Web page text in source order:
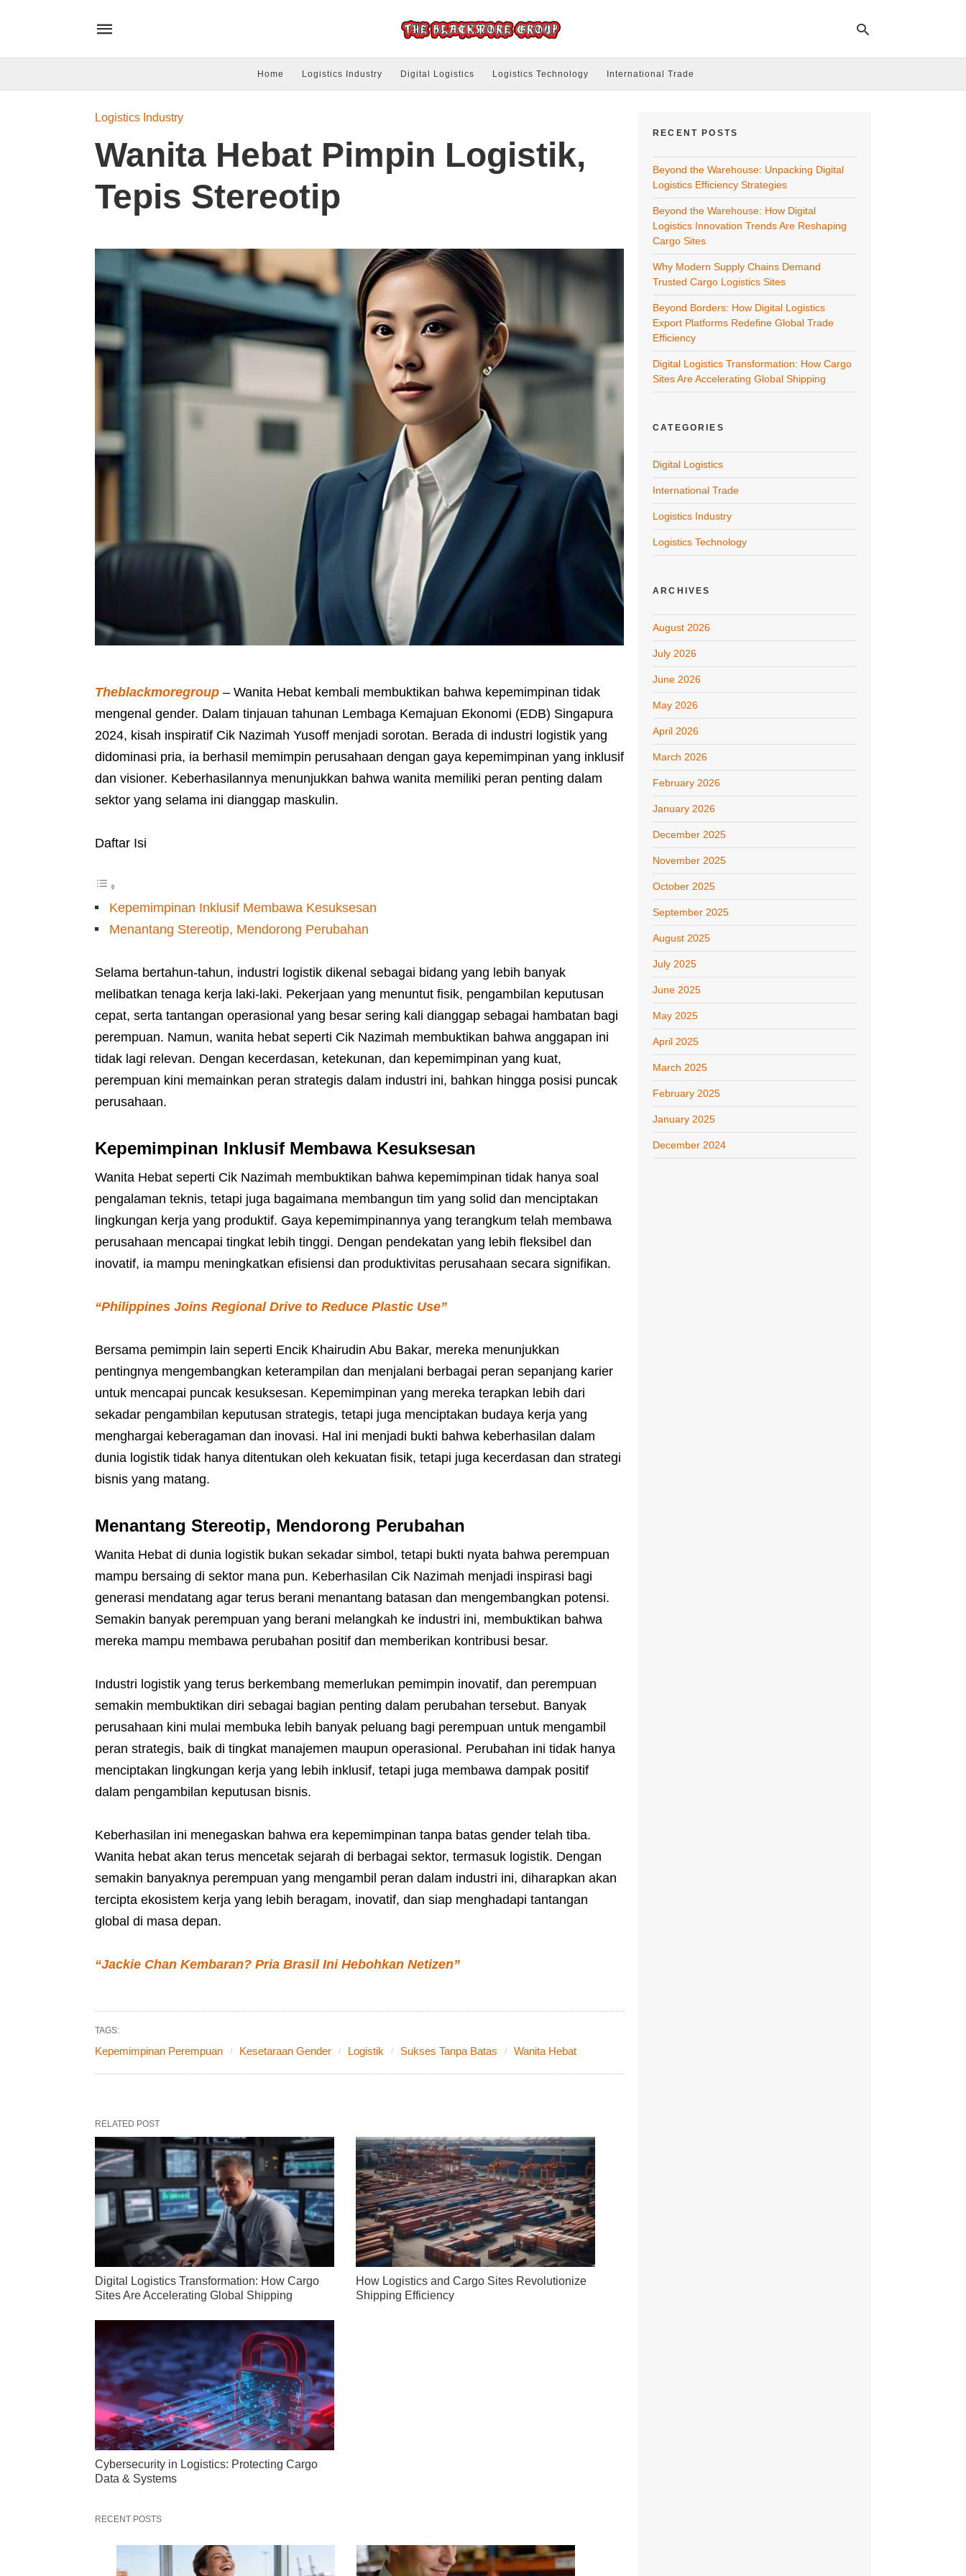
Home Logistics Industry Digital Logistics Logistics Technology International Trade
Logistics Industry
Wanita Hebat Pimpin Logistik,
Tepis Stereotip
Theblackmoregroup – Wanita Hebat kembali membuktikan bahwa kepemimpinan tidak
mengenal gender. Dalam tinjauan tahunan Lembaga Kemajuan Ekonomi (EDB) Singapura
2024, kisah inspiratif Cik Nazimah Yusoff menjadi sorotan. Berada di industri logistik yang
didominasi pria, ia berhasil memimpin perusahaan dengan gaya kepemimpinan yang inklusif
dan visioner. Keberhasilannya menunjukkan bahwa wanita memiliki peran penting dalam
sektor yang selama ini dianggap maskulin.
Daftar Isi
Kepemimpinan Inklusif Membawa Kesuksesan
Menantang Stereotip, Mendorong Perubahan
Selama bertahun-tahun, industri logistik dikenal sebagai bidang yang lebih banyak
melibatkan tenaga kerja laki-laki. Pekerjaan yang menuntut fisik, pengambilan keputusan
cepat, serta tantangan operasional yang besar sering kali dianggap sebagai hambatan bagi
perempuan. Namun, wanita hebat seperti Cik Nazimah membuktikan bahwa anggapan ini
tidak lagi relevan. Dengan kecerdasan, ketekunan, dan kepemimpinan yang kuat,
perempuan kini memainkan peran strategis dalam industri ini, bahkan hingga posisi puncak
perusahaan.
Kepemimpinan Inklusif Membawa Kesuksesan
Wanita Hebat seperti Cik Nazimah membuktikan bahwa kepemimpinan tidak hanya soal
pengalaman teknis, tetapi juga bagaimana membangun tim yang solid dan menciptakan
lingkungan kerja yang produktif. Gaya kepemimpinannya yang terangkum telah membawa
perusahaan mencapai tingkat lebih tinggi. Dengan pendekatan yang lebih fleksibel dan
inovatif, ia mampu meningkatkan efisiensi dan produktivitas perusahaan secara signifikan.
“Philippines Joins Regional Drive to Reduce Plastic Use”
Bersama pemimpin lain seperti Encik Khairudin Abu Bakar, mereka menunjukkan
pentingnya mengembangkan keterampilan dan menjalani berbagai peran sepanjang karier
untuk mencapai puncak kesuksesan. Kepemimpinan yang mereka terapkan lebih dari
sekadar pengambilan keputusan strategis, tetapi juga menciptakan budaya kerja yang
menghargai keberagaman dan inovasi. Hal ini menjadi bukti bahwa keberhasilan dalam
dunia logistik tidak hanya ditentukan oleh kekuatan fisik, tetapi juga kecerdasan dan strategi
bisnis yang matang.
Menantang Stereotip, Mendorong Perubahan
Wanita Hebat di dunia logistik bukan sekadar simbol, tetapi bukti nyata bahwa perempuan
mampu bersaing di sektor mana pun. Keberhasilan Cik Nazimah menjadi inspirasi bagi
generasi mendatang agar terus berani menantang batasan dan mengembangkan potensi.
Semakin banyak perempuan yang berani melangkah ke industri ini, membuktikan bahwa
mereka mampu membawa perubahan positif dan memberikan kontribusi besar.
Industri logistik yang terus berkembang memerlukan pemimpin inovatif, dan perempuan
semakin membuktikan diri sebagai bagian penting dalam perubahan tersebut. Banyak
perusahaan kini mulai membuka lebih banyak peluang bagi perempuan untuk mengambil
peran strategis, baik di tingkat manajemen maupun operasional. Perubahan ini tidak hanya
menciptakan lingkungan kerja yang lebih inklusif, tetapi juga membawa dampak positif
dalam pengambilan keputusan bisnis.
Keberhasilan ini menegaskan bahwa era kepemimpinan tanpa batas gender telah tiba.
Wanita hebat akan terus mencetak sejarah di berbagai sektor, termasuk logistik. Dengan
semakin banyaknya perempuan yang mengambil peran dalam industri ini, diharapkan akan
tercipta ekosistem kerja yang lebih beragam, inovatif, dan siap menghadapi tantangan
global di masa depan.
“Jackie Chan Kembaran? Pria Brasil Ini Hebohkan Netizen”
TAGS:
Kepemimpinan Perempuan Kesetaraan Gender Logistik Sukses Tanpa Batas Wanita Hebat
RELATED POST
Digital Logistics Transformation: How Cargo
Sites Are Accelerating Global Shipping
How Logistics and Cargo Sites Revolutionize
Shipping Efficiency
Cybersecurity in Logistics: Protecting Cargo
Data & Systems
RECENT POSTS
RECENT POSTS
Beyond the Warehouse: Unpacking Digital
Logistics Efficiency Strategies
Beyond the Warehouse: How Digital
Logistics Innovation Trends Are Reshaping
Cargo Sites
Why Modern Supply Chains Demand
Trusted Cargo Logistics Sites
Beyond Borders: How Digital Logistics
Export Platforms Redefine Global Trade
Efficiency
Digital Logistics Transformation: How Cargo
Sites Are Accelerating Global Shipping
CATEGORIES
Digital Logistics
International Trade
Logistics Industry
Logistics Technology
ARCHIVES
August 2026
July 2026
June 2026
May 2026
April 2026
March 2026
February 2026
January 2026
December 2025
November 2025
October 2025
September 2025
August 2025
July 2025
June 2025
May 2025
April 2025
March 2025
February 2025
January 2025
December 2024